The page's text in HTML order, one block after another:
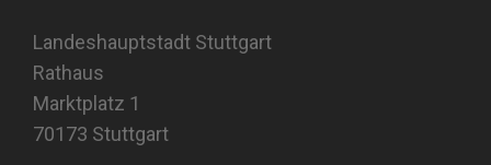
Landeshauptstadt Stuttgart
Rathaus
Marktplatz 1
70173 Stuttgart